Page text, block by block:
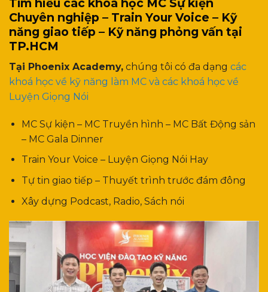
Tìm hiểu các khoá học MC Sự kiện
Chuyên nghiệp – Train Your Voice – Kỹ
năng giao tiếp – Kỹ năng phỏng vấn tại
TP.HCM
Tại Phoenix Academy, chúng tôi có đa dạng các
khoá học về kỹ năng làm MC và các khoá học về
Luyện Giọng Nói
MC Sự kiện – MC Truyền hình – MC Bất Động sản
– MC Gala Dinner
Train Your Voice – Luyện Giọng Nói Hay
Tự tin giao tiếp – Thuyết trình trước đám đông
Xây dựng Podcast, Radio, Sách nói